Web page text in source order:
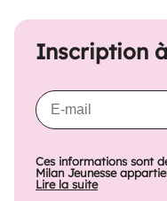
Inscription
Ces informations sont
Milan Jeunesse
Lire la suite